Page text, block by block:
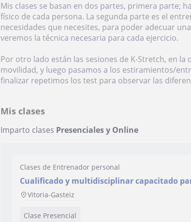
Mis clases se basan en dos partes, primera parte;
físico de cada persona. La segunda parte es el
necesidades que necesites, para poder adecuar
veremos la técnica necesaria para cada ejercicio.
Por otro lado están las sesiones de K-Stretch, en la
movilidad, y luego pasamos a los estiramientos/
finalizar repetimos los test para observar las
Mis clases
Imparto clases Presenciales y Online
Clases de Entrenador personal
Cualificado y multidisciplinar capacitado
programas de entrenamiento
Vitoria-Gasteiz
Clase Presencial